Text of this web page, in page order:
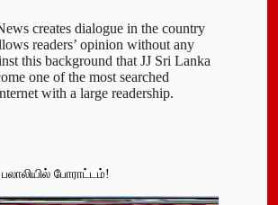
creates dialogue in the country
readers’ opinion without any
this background that JJ Sri Lanka
one of the most searched
with a large readership.
போராட்டம்!